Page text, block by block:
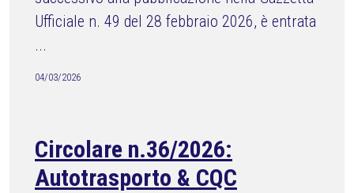
Ufficiale n. 49 del 28 febbraio 2026, è entrata
...
04/03/2026
Circolare n.36/2026:
Autotrasporto & CQC